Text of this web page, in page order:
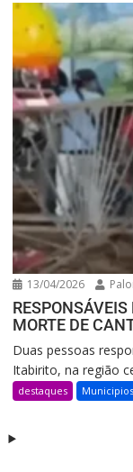
13/04/2026
RESPONSÁVEIS
MORTE DE
Duas pessoas
Itabirito, na região
destaques Municipios